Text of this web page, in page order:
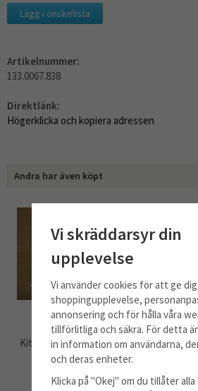
Lägg i önskelista
Artikelnummer:
133.0067.838
Direktlänk:
Högerklicka och kopiera adressen
Andra har även köpt
Kit: Vred + låsclips vit, F200
(130536)
199 kr
Filter
Vi skräddarsyr din
upplevelse
Vi använder cookies för att ge
shoppingupplevelse,
annonsering och för hålla våra
tillförlitliga och säkra. För detta
in information om användarna,
och deras enheter.
Klicka på "Okej" om du tillåter